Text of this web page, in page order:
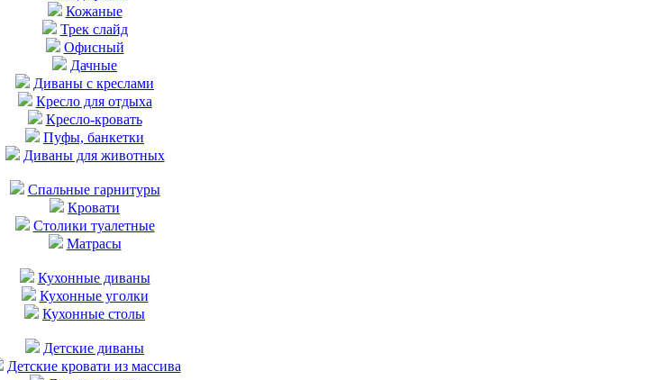
Кожаные
Трек слайд
Офисный
Дачные
Диваны с креслами
Кресло для отдыха
Кресло-кровать
Пуфы, банкетки
Диваны для животных
Cпальные гарнитуры
Кровати
Столики туалетные
Матрасы
Кухонные диваны
Кухонные уголки
Кухонные столы
Детские диваны
Детские кровати из массива